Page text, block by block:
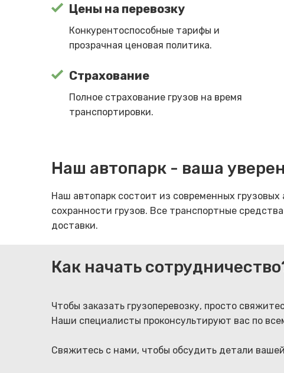
Цены на перевозку
Конкурентоспособные тарифы и
прозрачная ценовая политика.
Страхование
Полное страхование грузов на время
транспортировки.
Наш автопарк - ваша
Наш автопарк состоит из современных
сохранности грузов. Все транспортные
доставки.
Как начать
Чтобы заказать грузоперевозку, просто
Наши специалисты проконсультируют вас по
Свяжитесь с нами, чтобы обсудить детали